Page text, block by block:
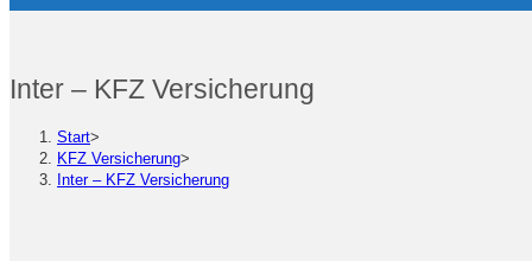
Inter – KFZ Versicherung
Start>
KFZ Versicherung>
Inter – KFZ Versicherung